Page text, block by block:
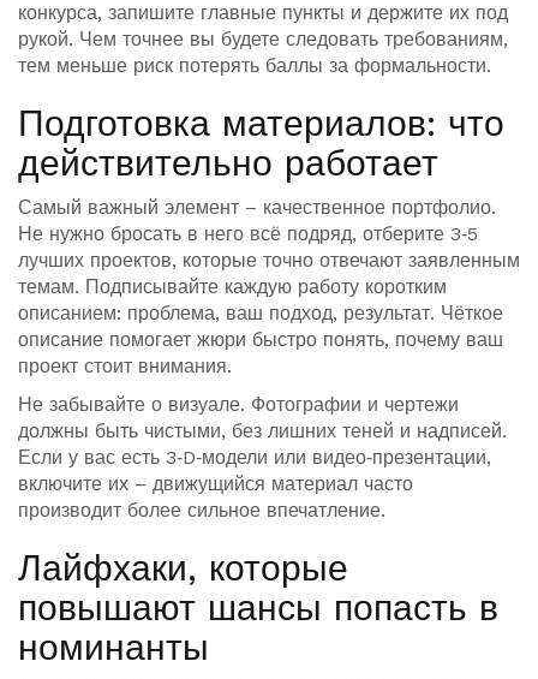
конкурса, запишите главные пункты и держите их под
рукой. Чем точнее вы будете следовать требованиям,
тем меньше риск потерять баллы за формальности.
Подготовка материалов: что
действительно работает
Самый важный элемент – качественное портфолио.
Не нужно бросать в него всё подряд, отберите 3‑5
лучших проектов, которые точно отвечают заявленным
темам. Подписывайте каждую работу коротким
описанием: проблема, ваш подход, результат. Чёткое
описание помогает жюри быстро понять, почему ваш
проект стоит внимания.
Не забывайте о визуале. Фотографии и чертежи
должны быть чистыми, без лишних теней и надписей.
Если у вас есть 3‑D‑модели или видео‑презентации,
включите их – движущийся материал часто
производит более сильное впечатление.
Лайфхаки, которые
повышают шансы попасть в
номинанты